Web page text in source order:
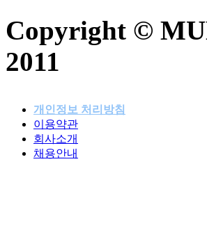
Copyright ©
2011
개인정보 처리방침
이용약관
회사소개
채용안내